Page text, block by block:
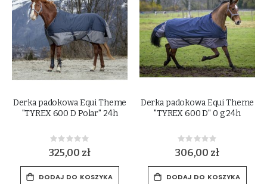
Derka padokowa Equi Theme
"TYREX 600 D Polar" 24h
Rating:
0%
325,00 zł
DODAJ DO KOSZYKA
Derka padokowa Equi Theme
"TYREX 600 D" 0 g 24h
Rating:
0%
306,00 zł
DODAJ DO KOSZYKA